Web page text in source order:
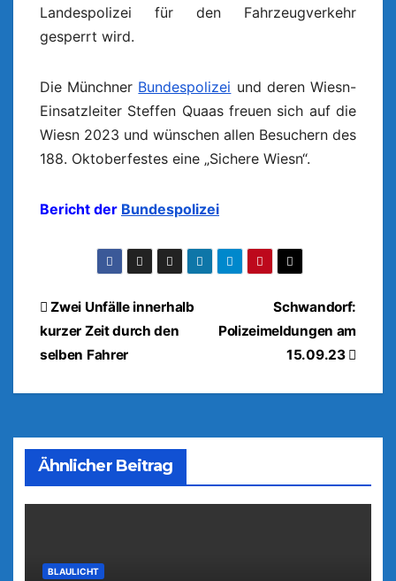
Landespolizei für den Fahrzeugverkehr
gesperrt wird.
Die Münchner Bundespolizei und deren Wiesn-
Einsatzleiter Steffen Quaas freuen sich auf die
Wiesn 2023 und wünschen allen Besuchern des
188. Oktoberfestes eine „Sichere Wiesn“.
Bericht der Bundespolizei
BeitragsnavigationSchwandorf:
Polizeimeldungen am
15.09.23
Zwei Unfälle innerhalb
kurzer Zeit durch den
selben Fahrer
Ähnlicher Beitrag
BLAULICHT